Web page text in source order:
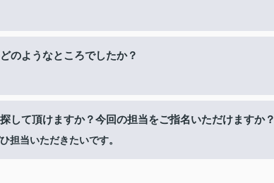
のようなところでしたか？
して頂けますか？今回の担当をご指名いただけますか？
担当いただきたいです。